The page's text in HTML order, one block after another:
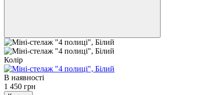
Колір
В наявності
1 450 грн